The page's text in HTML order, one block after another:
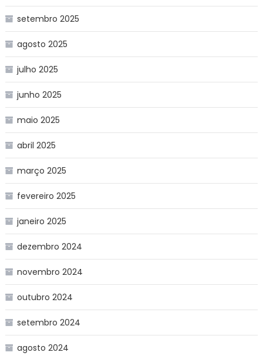
setembro 2025
agosto 2025
julho 2025
junho 2025
maio 2025
abril 2025
março 2025
fevereiro 2025
janeiro 2025
dezembro 2024
novembro 2024
outubro 2024
setembro 2024
agosto 2024